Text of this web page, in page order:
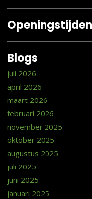
Openingstijden
Blogs
juli 2026
april 2026
maart 2026
februari 2026
november 2025
oktober 2025
augustus 2025
juli 2025
juni 2025
januari 2025